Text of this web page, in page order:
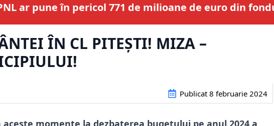
ar pune în pericol 771 de milioane de euro din
ÎN CL PITEȘTI! MIZA –
Publicat 8 februarie 2024
momente la dezbaterea bugetului pe anul 2024 a